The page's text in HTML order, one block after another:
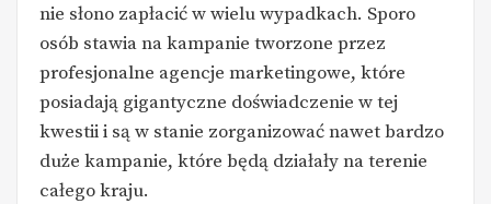
nie słono zapłacić w wielu wypadkach. Sporo
osób stawia na kampanie tworzone przez
profesjonalne agencje marketingowe, które
posiadają gigantyczne doświadczenie w tej
kwestii i są w stanie zorganizować nawet bardzo
duże kampanie, które będą działały na terenie
całego kraju.